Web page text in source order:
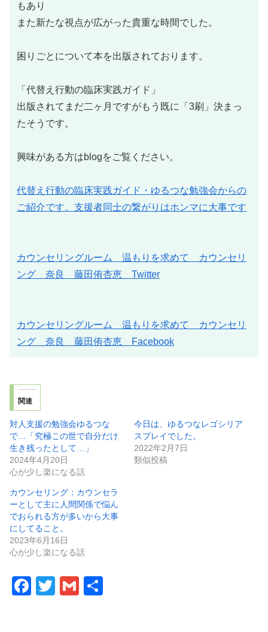
もあり
また新たな視点が広がった貴重な時間でした。
困りごとについて本を出版されております。
「代替え行動の臨床実践ガイド」
出版されてまだ二ヶ月ですがもう既に「3刷」決まっ
たそうです。
興味がある方はblogをご覧ください。
代替え行動の臨床実践ガイド・ゆるつな勉強会からの
ご紹介です。支援者同士の繋がりはホンマに大事です
カウンセリングルーム 温もりを求めて カウンセリ
ング 奈良 藤田侑杏恵 Twitter
カウンセリングルーム 温もりを求めて カウンセリ
ング 奈良 藤田侑杏恵 Facebook
関連
対人支援の勉強会ゆるつな
で…「究極この世で自分だけ
生き残ったとして…」
2024年4月20日
心が少し楽になる話
今日は、ゆるつなレゴシリア
スプレイでした。
2022年2月7日
類似投稿
カウンセリング：カウンセラ
ーとして主に人間関係で悩ん
でおられる方が多いから大事
にしてること。
2023年6月16日
心が少し楽になる話
F
T
G